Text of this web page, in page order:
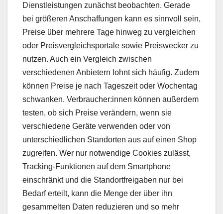
Dienstleistungen zunächst beobachten. Gerade
bei größeren Anschaffungen kann es sinnvoll sein,
Preise über mehrere Tage hinweg zu vergleichen
oder Preisvergleichsportale sowie Preiswecker zu
nutzen. Auch ein Vergleich zwischen
verschiedenen Anbietern lohnt sich häufig. Zudem
können Preise je nach Tageszeit oder Wochentag
schwanken. Verbraucher:innen können außerdem
testen, ob sich Preise verändern, wenn sie
verschiedene Geräte verwenden oder von
unterschiedlichen Standorten aus auf einen Shop
zugreifen. Wer nur notwendige Cookies zulässt,
Tracking-Funktionen auf dem Smartphone
einschränkt und die Standortfreigaben nur bei
Bedarf erteilt, kann die Menge der über ihn
gesammelten Daten reduzieren und so mehr